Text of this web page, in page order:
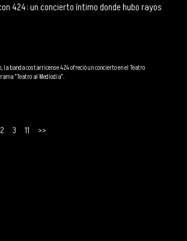
424: un concierto íntimo donde hubo rayos
la banda costarricense 424 ofreció un concierto en el Teatro
“Teatro al Mediodía”.
2 3 11 >>